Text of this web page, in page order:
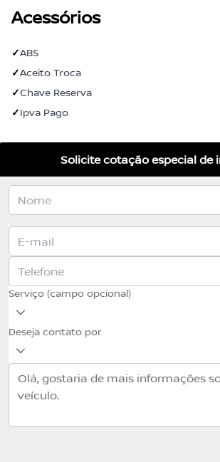
Acessórios
✓ABS
✓Aceito Troca
✓Chave Reserva
✓Ipva Pago
Solicite cotação especial de
Serviço (campo opcional)
Deseja contato por